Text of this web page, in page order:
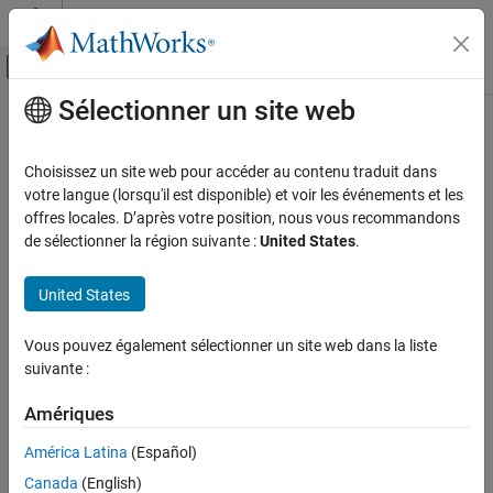
Passer au contenu
Activer/désactiver l'affichage du menu
Accueil de la documentation
Navigation Toolbox
Algorithmes de localisation
SUR CETTE PAGE
Description
Arguments en entrée
Arguments de sortie
Références
Contenu principal
Cette page a été traduite par traduction automatique. Cliquez ici
matchScansGrid
basée sur une grille
Syntaxe
[pose,stats] = matchScansGrid(
___ ] = matchScansGrid(
Description
Sélectionner un site web
Choisissez un site web pour accéder au contenu traduit dans
votre langue (lorsqu'il est disponible) et voir les événements et les
offres locales. D’après votre position, nous vous recommandons
de sélectionner la région suivante :United States.
United States
Vous pouvez également sélectionner un site web dans la liste
suivante :
Amériques
América Latina (Español)
Canada (English)